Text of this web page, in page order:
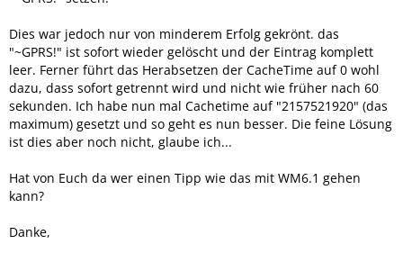
Dies war jedoch nur von minderem Erfolg gekrönt. das
"~GPRS!" ist sofort wieder gelöscht und der Eintrag komplett
leer. Ferner führt das Herabsetzen der CacheTime auf 0 wohl
dazu, dass sofort getrennt wird und nicht wie früher nach 60
sekunden. Ich habe nun mal Cachetime auf "2157521920" (das
maximum) gesetzt und so geht es nun besser. Die feine Lösung
ist dies aber noch nicht, glaube ich...
Hat von Euch da wer einen Tipp wie das mit WM6.1 gehen
kann?
Danke,